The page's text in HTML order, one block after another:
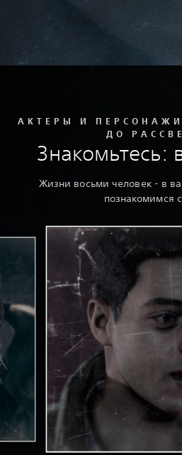
АКТЕРЫ И
ДО
Жизни восьми человек - в
познакомимся